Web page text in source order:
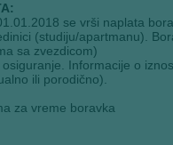
se vrši naplata
(studiju/apartmanu).
sa zvezdicom)
Informacije o
ili porodično).
za vreme boravka